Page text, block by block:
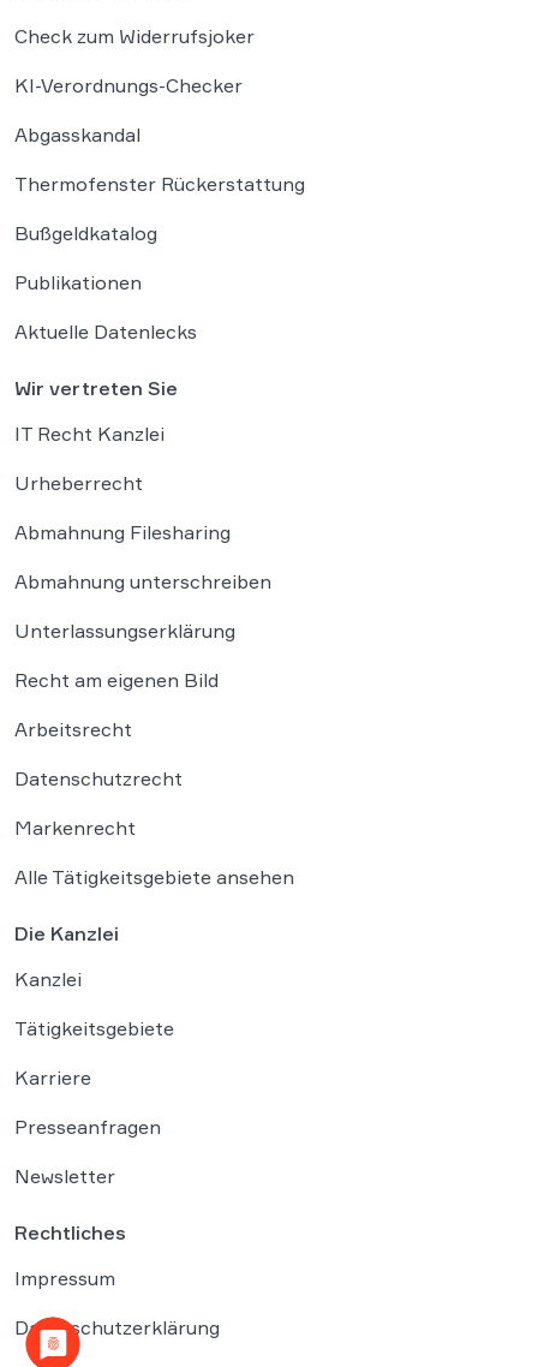
Check zum Widerrufsjoker
KI-Verordnungs-Checker
Abgasskandal
Thermofenster Rückerstattung
Bußgeldkatalog
Publikationen
Aktuelle Datenlecks
Wir vertreten Sie
IT Recht Kanzlei
Urheberrecht
Abmahnung Filesharing
Abmahnung unterschreiben
Unterlassungserklärung
Recht am eigenen Bild
Arbeitsrecht
Datenschutzrecht
Markenrecht
Alle Tätigkeitsgebiete ansehen
Die Kanzlei
Kanzlei
Tätigkeitsgebiete
Karriere
Presseanfragen
Newsletter
Rechtliches
Impressum
Datenschutzerklärung